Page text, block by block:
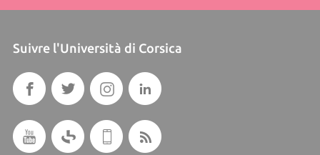
Suivre l'Università di Corsica